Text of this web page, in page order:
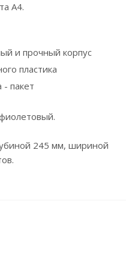
А4.
и прочный корпус
пластика
- пакет
245 мм, шириной